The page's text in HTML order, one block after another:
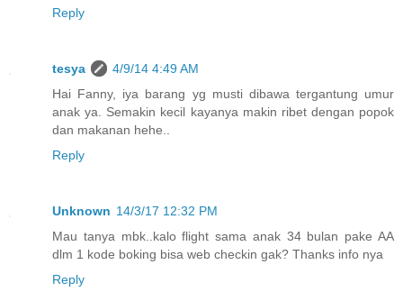
Reply
tesya
4/9/14 4:49 AM
Hai Fanny, iya barang yg musti dibawa tergantung umur
anak ya. Semakin kecil kayanya makin ribet dengan popok
dan makanan hehe..
Reply
Unknown 14/3/17 12:32 PM
Mau tanya mbk..kalo flight sama anak 34 bulan pake AA
dlm 1 kode boking bisa web checkin gak? Thanks info nya
Reply